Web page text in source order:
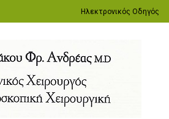
Ηλεκτρονικός Οδηγός